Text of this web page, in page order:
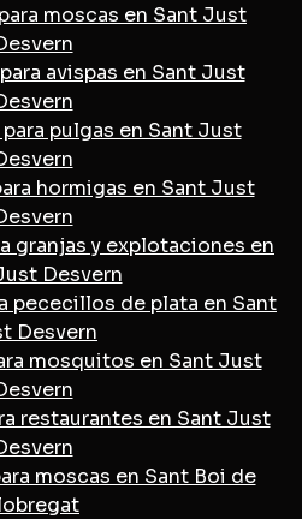
moscas en Sant Just
avispas en Sant Just
pulgas en Sant Just
hormigas en Sant Just
granjas y explotaciones en
Desvern
pececillos de plata en Sant
Desvern
mosquitos en Sant Just
restaurantes en Sant Just
moscas en Sant Boi de